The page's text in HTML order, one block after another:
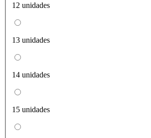
12 unidades
13 unidades
14 unidades
15 unidades